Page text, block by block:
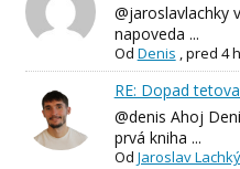
@jaroslavlachky
napoveda ...
Od Denis ,pred 4
RE: Dopad
@denis Ahoj
prvá kniha ...
Od Jaroslav Lachký